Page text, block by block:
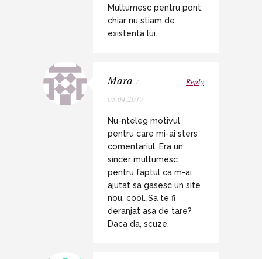
Multumesc pentru pont;
chiar nu stiam de
existenta lui.
Mara /
05.04.2017
Reply
Nu-nteleg motivul
pentru care mi-ai sters
comentariul. Era un
sincer multumesc
pentru faptul ca m-ai
ajutat sa gasesc un site
nou, cool…Sa te fi
deranjat asa de tare?
Daca da, scuze.